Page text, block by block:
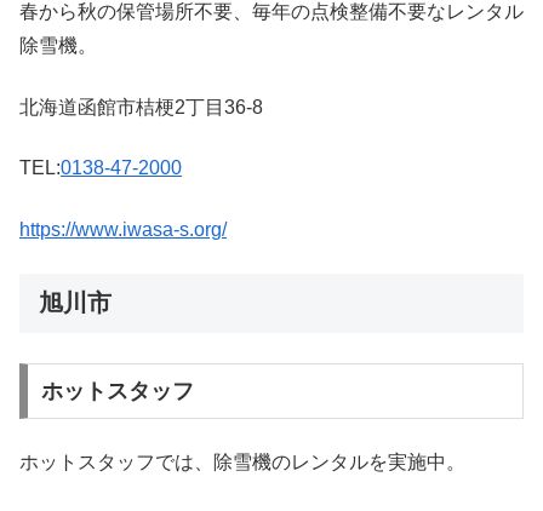
春から秋の保管場所不要、毎年の点検整備不要なレンタル
除雪機。
北海道函館市桔梗2丁目36-8
TEL:0138-47-2000
https://www.iwasa-s.org/
旭川市
ホットスタッフ
ホットスタッフでは、除雪機のレンタルを実施中。